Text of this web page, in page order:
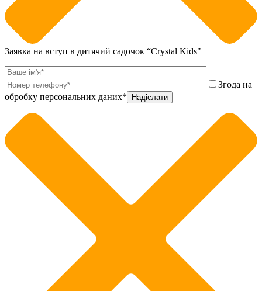
Заявка на вступ в дитячий садочок “Crystal Kids"
Згода на
обробку персональних даних*